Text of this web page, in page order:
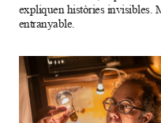
expliquen històries invisibles.
entranyable.